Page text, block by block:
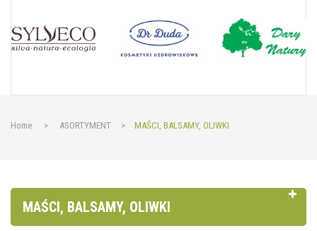
Home > ASORTYMENT > MAŚCI, BALSAMY, OLIWKI
MAŚCI, BALSAMY, OLIWKI